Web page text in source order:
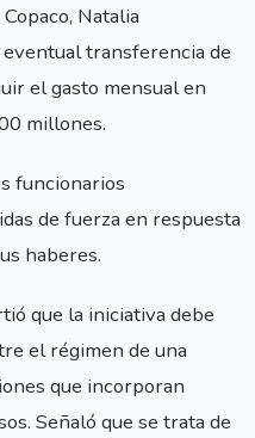
Natalia
transferencia de
el gasto mensual en
millones.
funcionarios
de fuerza en respuesta
haberes.
que la iniciativa debe
el régimen de una
que incorporan
Señaló que se trata de